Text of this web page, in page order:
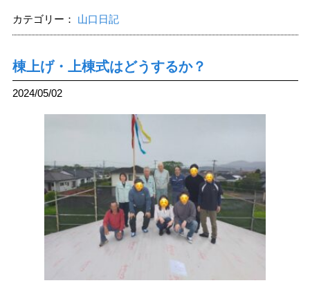
カテゴリー： 山口日記
棟上げ・上棟式はどうするか？
2024/05/02